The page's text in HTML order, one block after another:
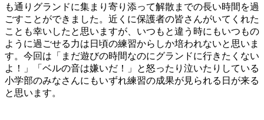
も通りグランドに集まり寄り添って解散までの長い時間を過
ごすことができました。近くに保護者の皆さんがいてくれた
ことも幸いしたと思いますが、いつもと違う時にもいつもの
ように過ごせる力は日頃の練習からしか培われないと思いま
す。今回は「まだ遊びの時間なのにグランドに行きたくない
よ！」「ベルの音は嫌いだ！」と怒ったり泣いたりしている
小学部のみなさんにもいずれ練習の成果が見られる日が来る
と思います。